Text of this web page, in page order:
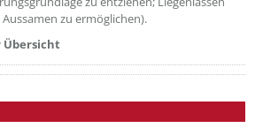
zu ermöglichen).
Übersicht